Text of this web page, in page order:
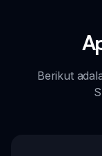
Berikut